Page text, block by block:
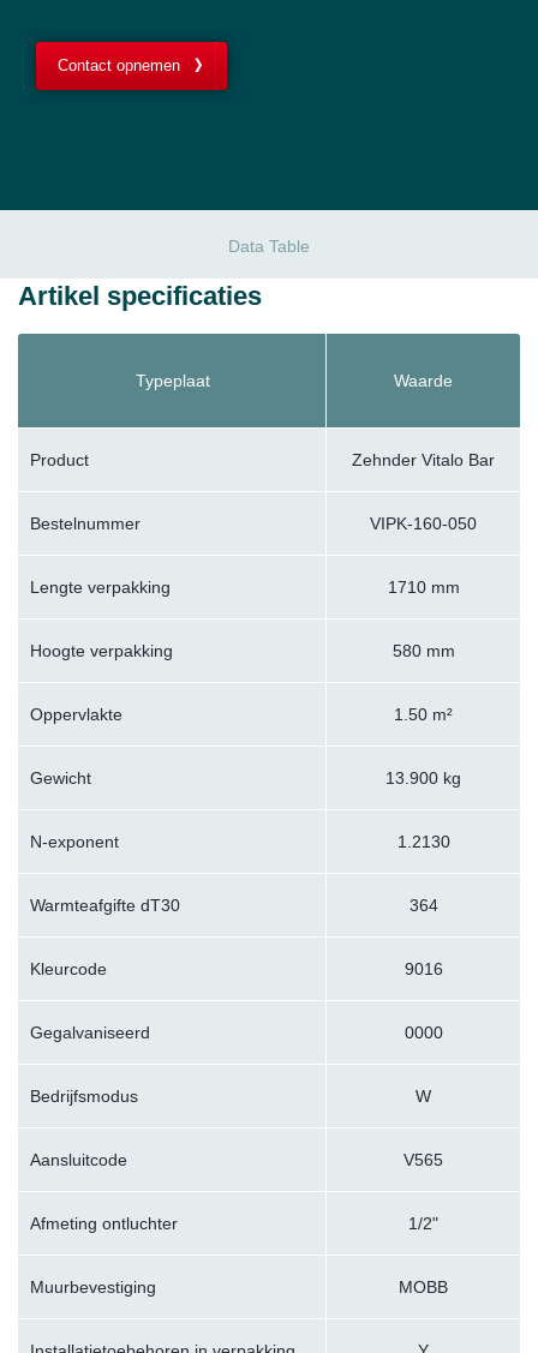
Contact opnemen
Data Table
Artikel specificaties
Typeplaat Waarde
Product Zehnder Vitalo Bar
Bestelnummer VIPK-160-050
Lengte verpakking 1710 mm
Hoogte verpakking 580 mm
Oppervlakte 1.50 m²
Gewicht 13.900 kg
N-exponent 1.2130
Warmteafgifte dT30 364
Kleurcode 9016
Gegalvaniseerd 0000
Bedrijfsmodus W
Aansluitcode V565
Afmeting ontluchter 1/2"
Muurbevestiging MOBB